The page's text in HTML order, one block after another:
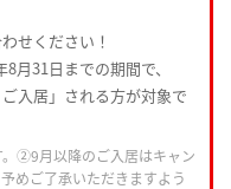
せください！
8月31日までの期間で、
入居」される方が対象で
②9月以降のご入居はキャン
めご了承いただきますよう